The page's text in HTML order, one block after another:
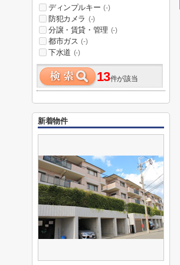
ディンプルキー (-)
防犯カメラ (-)
分譲・賃貸・管理 (-)
都市ガス (-)
下水道 (-)
13件が該当
新着物件